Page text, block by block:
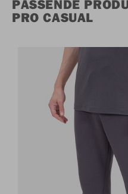
PASSENDE
PRO CASUAL